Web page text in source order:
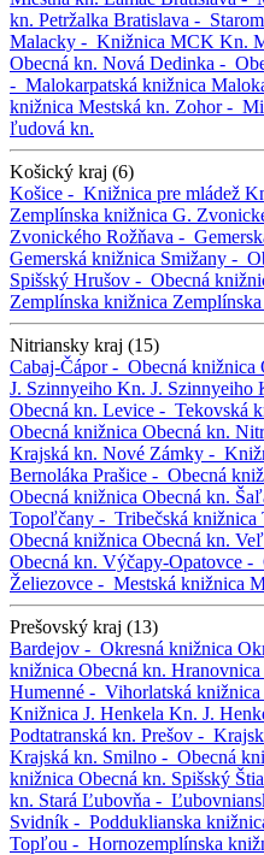
kn. Petržalka Bratislava -
Malacky - Knižnica MCK Kn.
Obecná kn. Nová Dedinka -
- Malokarpatská knižnica
knižnica Mestská kn. Zohor -
ľudová kn.
Košický kraj (6)
Košice - Knižnica pre mládež
Zemplínska knižnica G.
Zvonického Rožňava -
Gemerská knižnica Smižany -
Spišský Hrušov - Obecná
Zemplínska knižnica
Nitriansky kraj (15)
Cabaj-Čápor - Obecná knižnica
J. Szinnyeiho Kn. J. Szinnyeiho
Obecná kn. Levice - Tekovská
Obecná knižnica Obecná kn.
Krajská kn. Nové Zámky -
Bernoláka Prašice - Obecná
Obecná knižnica Obecná kn.
Topoľčany - Tribečská knižnica
Obecná knižnica Obecná kn.
Obecná kn. Výčapy-Opatovce -
Želiezovce - Mestská knižnica
Prešovský kraj (13)
Bardejov - Okresná knižnica
knižnica Obecná kn. Hranovnica
Humenné - Vihorlatská knižnica
Knižnica J. Henkela Kn. J.
Podtatranská kn. Prešov -
Krajská kn. Smilno - Obecná
knižnica Obecná kn. Spišský
kn. Stará Ľubovňa -
Svidník - Podduklianska
Topľou - Hornozemplínska